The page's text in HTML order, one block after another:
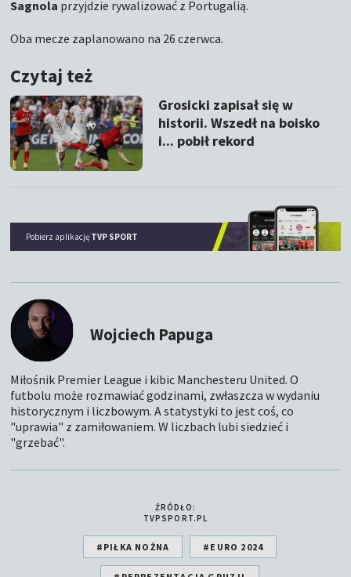
Sagnola przyjdzie rywalizować z Portugalią.
Oba mecze zaplanowano na 26 czerwca.
Czytaj też
Grosicki zapisał się w
historii. Wszedł na boisko
i... pobił rekord
Pobierz aplikację TVP SPORT
Wojciech Papuga
Miłośnik Premier League i kibic Manchesteru United. O
futbolu może rozmawiać godzinami, zwłaszcza w wydaniu
historycznym i liczbowym. A statystyki to jest coś, co
"uprawia" z zamiłowaniem. W liczbach lubi siedzieć i
"grzebać".
ŹRÓDŁO:
TVPSPORT.PL
#PIŁKA NOŻNA #EURO 2024